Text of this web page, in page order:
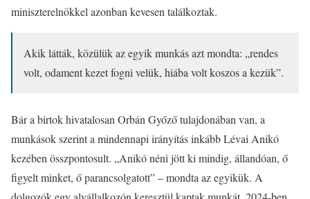
miniszterelnökkel azonban kevesen találkoztak.
Akik látták, közülük az egyik munkás azt mondta: „rendes
volt, odament kezet fogni velük, hiába volt koszos a kezük”.
Bár a birtok hivatalosan Orbán Győző tulajdonában van, a
munkások szerint a mindennapi irányítás inkább Lévai Anikó
kezében összpontosult. „Anikó néni jött ki mindig, állandóan, ő
figyelt minket, ő parancsolgatott” – mondta az egyikük. A